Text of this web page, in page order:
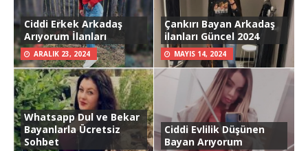
Ciddi Erkek Arkadaş
Arıyorum İlanları
ARALIK 23, 2024
Çankırı Bayan Arkadaş
ilanları Güncel 2024
MAYIS 14, 2024
Whatsapp Dul ve Bekar
Bayanlarla Ücretsiz
Sohbet
Ciddi Evlilik Düşünen
Bayan Arıyorum